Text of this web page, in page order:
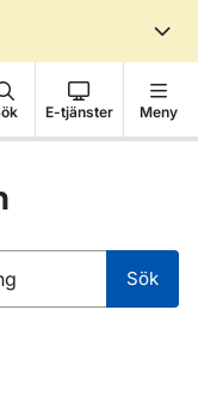
E-tjänster Meny
Sök